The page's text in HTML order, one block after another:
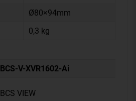
Ø80×94mm
0,3 kg
BCS-V-XVR1602-Ai
BCS VIEW